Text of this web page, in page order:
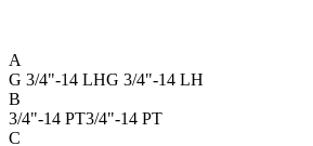
A
G 3/4"-14 LHG 3/4"-14 LH
B
3/4"-14 PT3/4"-14 PT
C